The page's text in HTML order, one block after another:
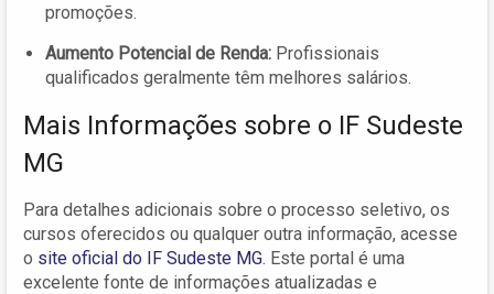
promoções.
Aumento Potencial de Renda: Profissionais
qualificados geralmente têm melhores salários.
Mais Informações sobre o IF Sudeste
MG
Para detalhes adicionais sobre o processo seletivo, os
cursos oferecidos ou qualquer outra informação, acesse
o site oficial do IF Sudeste MG. Este portal é uma
excelente fonte de informações atualizadas e